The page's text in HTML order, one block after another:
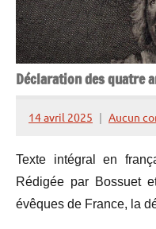
Déclaration des quatre
14 avril 2025
Henry
Lesquen
Aucun
Texte intégral en
Rédigée par Bossuet
évêques de France, la